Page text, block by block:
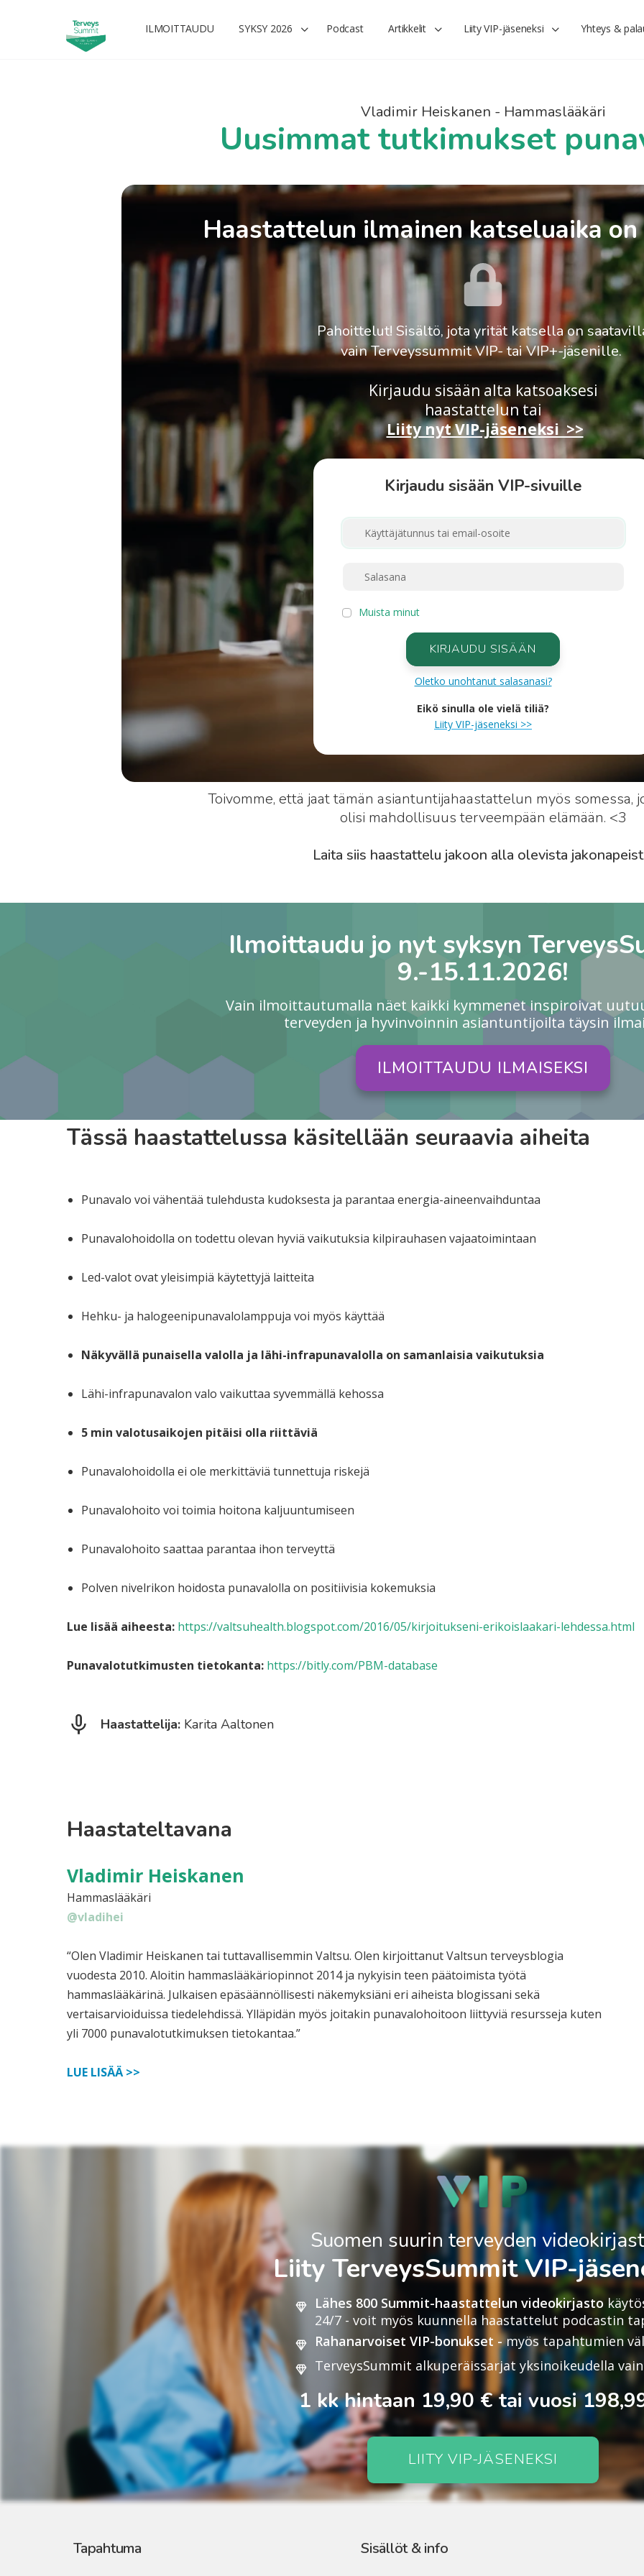
ILMOITTAUDU SYKSY 2026 Podcast Artikkelit Liity VIP-jäseneksi Yhteys &
Vladimir Heiskanen - Hammaslääkäri
Uusimmat tutkimukset
Haastattelun ilmainen katseluaika
Pahoittelut! Sisältö, jota yrität katsella on
vain Terveyssummit VIP- tai VIP+-jäsenille.
Kirjaudu sisään alta katsoaksesi
haastatteluntai
Liity nyt VIP-jäseneksi >>
Kirjaudu sisään VIP-sivuille
Muista minut
KIRJAUDU SISÄÄN
Oletko unohtanut salasanasi?
Eikö sinulla ole vielä tiliä?
Liity VIP-jäseneksi >>
Toivomme, että jaat tämän asiantuntijahaastattelun myös somessa,
olisi mahdollisuus terveempään elämään. <3
Laita siis haastattelu jakoon alla olevista
Ilmoittaudu jo nyt syksyn
9.-15.11.2026!
Vain ilmoittautumalla näet kaikki kymmenet inspiroivat
terveyden ja hyvinvoinnin asiantuntijoilta täysin
ILMOITTAUDU ILMAISEKSI
Tässä haastattelussa käsitellään seuraavia aiheita
Punavalo voi vähentää tulehdusta kudoksesta ja parantaa energia-aineenvaihduntaa
Punavalohoidolla on todettu olevan hyviä vaikutuksia kilpirauhasen vajaatoimintaan
Led-valot ovat yleisimpiä käytettyjä laitteita
Hehku- ja halogeenipunavalolamppuja voi myös käyttää
Näkyvällä punaisella valolla ja lähi-infrapunavalolla on samanlaisia vaikutuksia
Lähi-infrapunavalon valo vaikuttaa syvemmällä kehossa
5 min valotusaikojen pitäisi olla riittäviä
Punavalohoidolla ei ole merkittäviä tunnettuja riskejä
Punavalohoito voi toimia hoitona kaljuuntumiseen
Punavalohoito saattaa parantaa ihon terveyttä
Polven nivelrikon hoidosta punavalolla on positiivisia kokemuksia
Lue lisää aiheesta: https://valtsuhealth.blogspot.com/2016/05/kirjoitukseni-erikoislaakari-lehdessa.html
Punavalotutkimusten tietokanta: https://bitly.com/PBM-database
Haastattelija: Karita Aaltonen
Haastateltavana
Vladimir Heiskanen
Hammaslääkäri
@vladihei
“Olen Vladimir Heiskanen tai tuttavallisemmin Valtsu. Olen kirjoittanut Valtsun terveysblogia
vuodesta 2010. Aloitin hammaslääkäriopinnot 2014 ja nykyisin teen päätoimista työtä
hammaslääkärinä. Julkaisen epäsäännöllisesti näkemyksiäni eri aiheista blogissani sekä
vertaisarvioiduissa tiedelehdissä. Ylläpidän myös joitakin punavalohoitoon liittyviä resursseja kuten
yli 7000 punavalotutkimuksen tietokantaa.”
LUE LISÄÄ >>
Suomen suurin terveyden
Liity TerveysSummit VIP-
Lähes 800 Summit-haastattelun videokirjasto
24/7 - voit myös kuunnella haastattelut podcastin
Rahanarvoiset VIP-bonukset -myös tapahtumien
TerveysSummit alkuperäissarjat yksinoikeudella vain
1 kk hintaan 19,90 € tai vuosi
LIITY VIP-JÄSENEKSI
Tapahtuma Sisällöt & info